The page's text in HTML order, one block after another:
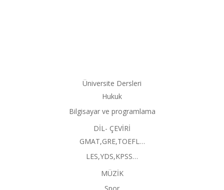
Üniversite Dersleri
Hukuk
Bilgisayar ve programlama
DİL- ÇEVİRİ
GMAT,GRE,TOEFL…
LES,YDS,KPSS…
MÜZİK
Spor